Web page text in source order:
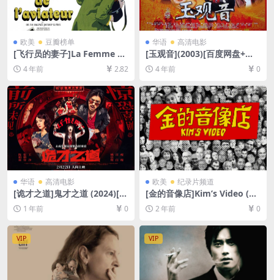
欧美 豆瓣榜单
[飞行员的妻子]La Femme de
l’aviateur (1981)[百度网盘
+迅雷云盘资源1080P超清未
4 年前 2.82
华语 高清电影
[玉观音](2003)[百度网盘+迅
雷云盘资源1080P超清未删减]
[MP4/5.8GB][中文字幕]
4 年前 0
华语 高清电影
[诡才之道]鬼才之道 (2024)[百
度网盘+夸克网盘1080P超清
未删减资源][网盘在线播放/下
载][MP4/3.6GB][中文字幕]
1 年前 0
欧美 纪录片频道
[金的音像店]Kim’s Video (20
23)[百度网盘+夸克网盘1080P
超清未删减资源][网盘在线播
放/下载][MP4/5.5GB][中英字
幕]
2 年前 0
VIP VIP